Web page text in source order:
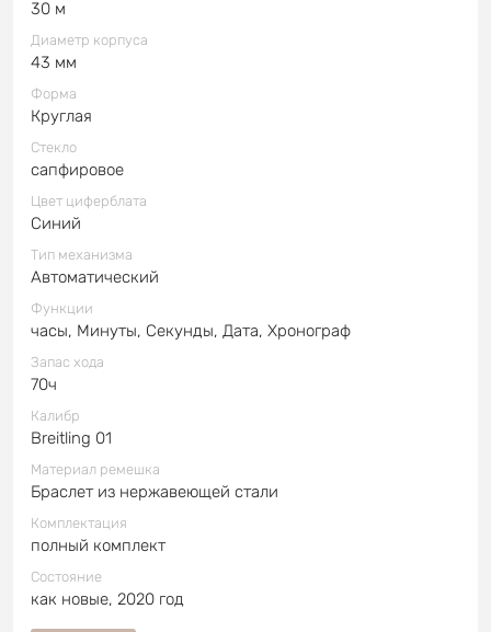
30 м
Диаметр корпуса
43 мм
Форма
Круглая
Стекло
сапфировое
Цвет циферблата
Синий
Тип механизма
Автоматический
Функции
часы, Минуты, Секунды, Дата, Хронограф
Запас хода
70ч
Калибр
Breitling 01
Материал ремешка
Браслет из нержавеющей стали
Комплектация
полный комплект
Состояние
как новые, 2020 год